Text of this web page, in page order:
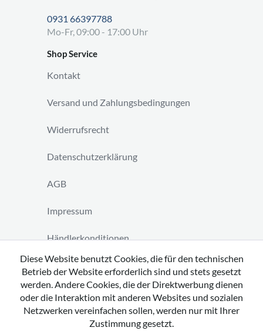
0931 66397788
Mo-Fr, 09:00 - 17:00 Uhr
Shop Service
Kontakt
Versand und Zahlungsbedingungen
Widerrufsrecht
Datenschutzerklärung
AGB
Impressum
Händlerkonditionen
Vertrag widerrufen
Diese Website benutzt Cookies, die für den technischen
Betrieb der Website erforderlich sind und stets gesetzt
werden. Andere Cookies, die der Direktwerbung dienen
oder die Interaktion mit anderen Websites und sozialen
Netzwerken vereinfachen sollen, werden nur mit Ihrer
Zustimmung gesetzt.